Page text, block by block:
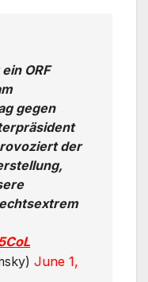
ORF
gegen
der
June 1,